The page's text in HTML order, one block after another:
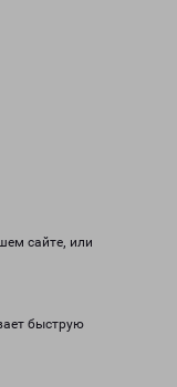
сайте, или
быструю